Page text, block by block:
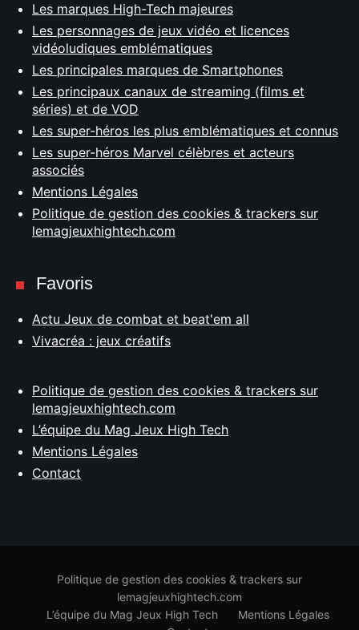
Les marques High-Tech majeures
Les personnages de jeux vidéo et licences
vidéoludiques emblématiques
Les principales marques de Smartphones
Les principaux canaux de streaming (films et
séries) et de VOD
Les super-héros les plus emblématiques et connus
Les super-héros Marvel célèbres et acteurs
associés
Mentions Légales
Politique de gestion des cookies & trackers sur
lemagjeuxhightech.com
Favoris
Actu Jeux de combat et beat'em all
Vivacréa : jeux créatifs
Politique de gestion des cookies & trackers sur
lemagjeuxhightech.com
L’équipe du Mag Jeux High Tech
Mentions Légales
Contact
Politique de gestion des cookies & trackers sur
lemagjeuxhightech.com
L’équipe du Mag Jeux High Tech
Mentions Légales